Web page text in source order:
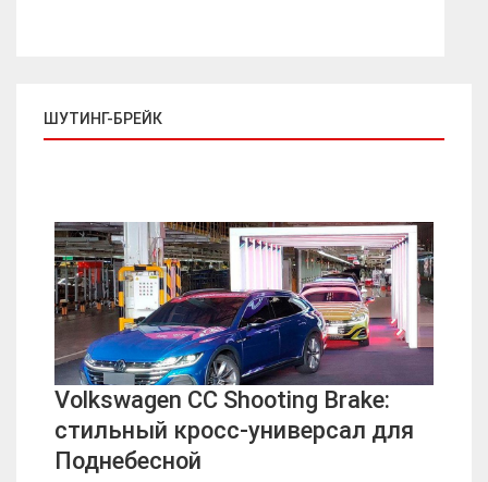
ШУТИНГ-БРЕЙК
Volkswagen CC Shooting Brake:
стильный кросс-универсал для
Поднебесной